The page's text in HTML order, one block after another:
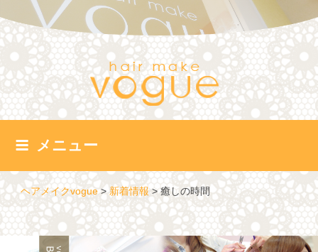
ン
テ
ツ
へ
ス
キ
メニュー
ヘアメイクvogue>新着情報>癒しの時間